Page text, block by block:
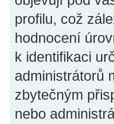
profilu, což
hodnocení
k identifikaci
administrátorů
zbytečným
nebo